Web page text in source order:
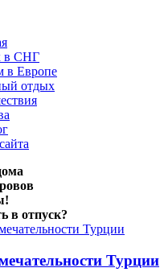
в СНГ
в Европе
отдых
в отпуск?
Турции